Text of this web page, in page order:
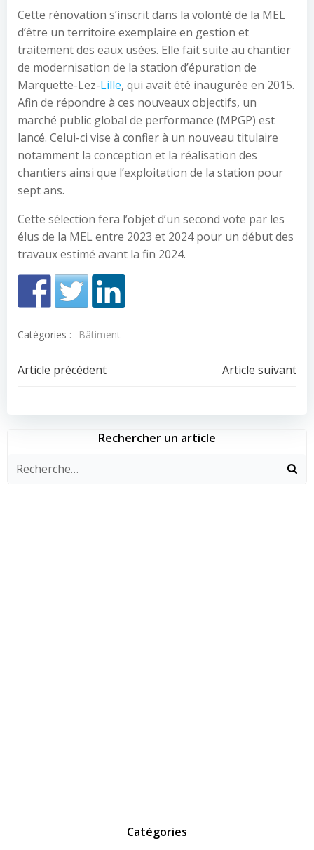
Cette rénovation s’inscrit dans la volonté de la MEL
d’être un territoire exemplaire en gestion et
traitement des eaux usées. Elle fait suite au chantier
de modernisation de la station d’épuration de
Marquette-Lez-Lille, qui avait été inaugurée en 2015.
Afin de répondre à ces nouveaux objectifs, un
marché public global de performance (MPGP) est
lancé. Celui-ci vise à confier à un nouveau titulaire
notamment la conception et la réalisation des
chantiers ainsi que l’exploitation de la station pour
sept ans.
Cette sélection fera l’objet d’un second vote par les
élus de la MEL entre 2023 et 2024 pour un début des
travaux estimé avant la fin 2024.
Catégories : Bâtiment
Navigation
de
l’article
Article précédent
Navigation
de
l’article
Article suivant
Rechercher un article
Catégories